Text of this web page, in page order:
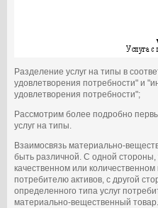
Разделение услуг на типы в
удовлетворения потребности" и
удовлетворения потребности";
Рассмотрим более подробно
услуг на типы.
Взаимосвязь материально-
быть различной. С одной стороны,
качественном или
потребителю активов, с другой
определенного типа услуг
материально-вещественный